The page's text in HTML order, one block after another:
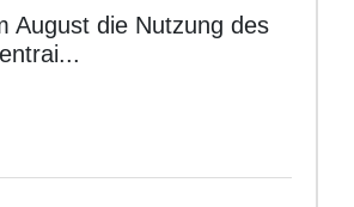
August die Nutzung des